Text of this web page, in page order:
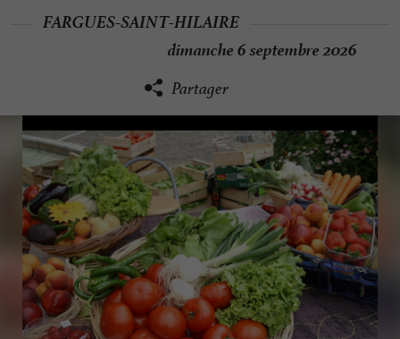
FARGUES-SAINT-HILAIRE
dimanche 6 septembre 2026
Partager